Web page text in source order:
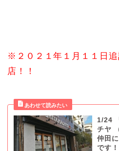
※２０２１年１月１１日
店！！
1/24
チヤ
仲田
です